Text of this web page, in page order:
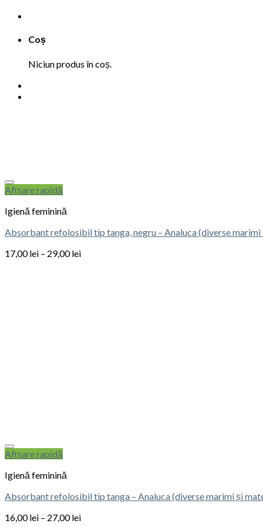
Coș
Niciun produs în coș.
Afișare rapidă
Igienă feminină
Absorbant refolosibil tip tanga, negru – Analuca (diverse marimi
17,00lei – 29,00lei
Afișare rapidă
Igienă feminină
Absorbant refolosibil tip tanga – Analuca (diverse marimi și
16,00lei – 27,00lei